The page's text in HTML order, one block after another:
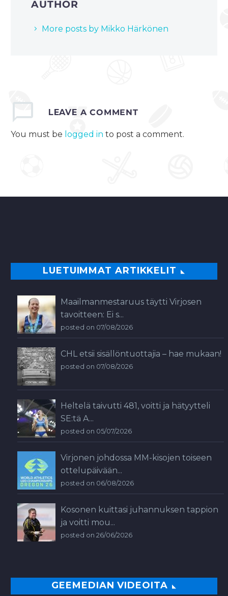
AUTHOR
More posts by Mikko Härkönen
LEAVE A COMMENT
You must be logged in to post a comment.
LUETUIMMAT ARTIKKELIT
Maailmanmestaruus täytti Virjosen
tavoitteen: Ei s...
posted on 07/08/2026
CHL etsii sisällöntuottajia – hae mukaan!
posted on 07/08/2026
Heltelä taivutti 481, voitti ja hätyytteli
SE:tä A...
posted on 05/07/2026
Virjonen johdossa MM-kisojen toiseen
ottelupäivään...
posted on 06/08/2026
Kosonen kuittasi juhannuksen tappion
ja voitti mou...
posted on 26/06/2026
GEEMEDIAN VIDEOITA